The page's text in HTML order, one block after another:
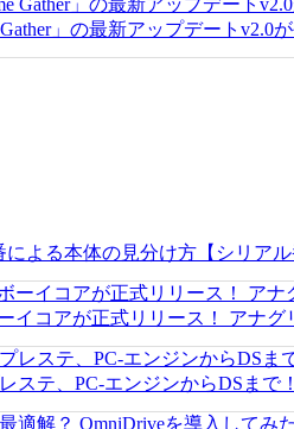
」の最新アップデート
よる本体の見分け方【シリアル
イコアが正式リリース！ アナ
ステ、PC-エンジンからDSま